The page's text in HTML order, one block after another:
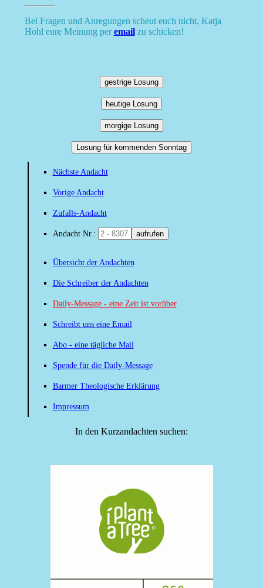
Bei Fragen und Anregungen scheut euch nicht, Katja
Hohl eure Meinung peremailzu schicken!
gestrige Losung
heutige Losung
morgige Losung
Losung für kommenden Sonntag
Nächste Andacht
Vorige Andacht
Zufalls-Andacht
Andacht Nr.: aufrufen
Übersicht der Andachten
Die Schreiber der Andachten
Daily-Message - eine Zeit ist vorüber
Schreibt uns eine Email
Abo - eine tägliche Mail
Spende für die Daily-Message
Barmer Theologische Erklärung
Impressum
In den Kurzandachten suchen: